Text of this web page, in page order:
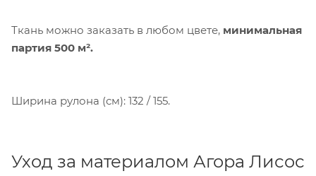
Ткань можно заказать в любом цвете, минимальная
партия 500 м².
Ширина рулона (см): 132 / 155.
Уход за материалом Агора Лисос